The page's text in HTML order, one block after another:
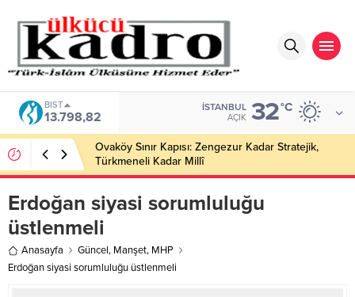
DOLAR
47,5939
İSTANBUL
AÇIK 32°C
Kerkük üretim sahasında Türkiye Petrollerine
ortaklık verildi.
Erdoğan siyasi sorumluluğu
üstlenmeli
Anasayfa Güncel, Manşet, MHP
Erdoğan siyasi sorumluluğu üstlenmeli